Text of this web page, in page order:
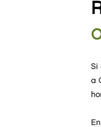
​Si
a